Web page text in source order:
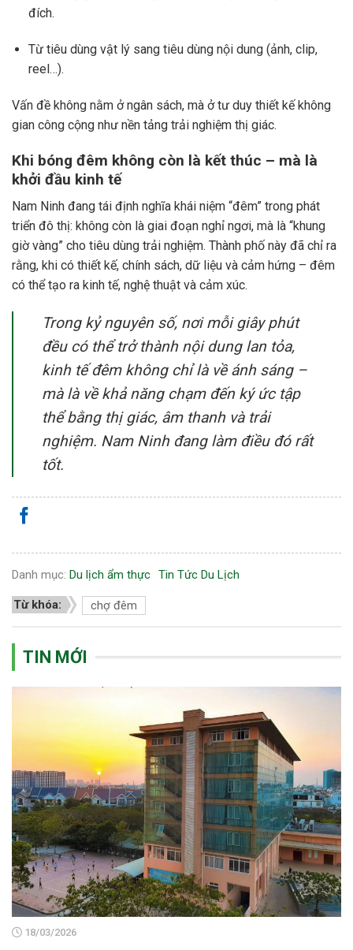
đích.
Từ tiêu dùng vật lý sang tiêu dùng nội dung (ảnh, clip,
reel…).
Vấn đề không nằm ở ngân sách, mà ở tư duy thiết kế không
gian công cộng như nền tảng trải nghiệm thị giác.
Khi bóng đêm không còn là kết thúc – mà là
khởi đầu kinh tế
Nam Ninh đang tái định nghĩa khái niệm “đêm” trong phát
triển đô thị: không còn là giai đoạn nghỉ ngơi, mà là “khung
giờ vàng” cho tiêu dùng trải nghiệm. Thành phố này đã chỉ ra
rằng, khi có thiết kế, chính sách, dữ liệu và cảm hứng – đêm
có thể tạo ra kinh tế, nghệ thuật và cảm xúc.
Trong kỷ nguyên số, nơi mỗi giây phút
đều có thể trở thành nội dung lan tỏa,
kinh tế đêm không chỉ là về ánh sáng –
mà là về khả năng chạm đến ký ức tập
thể bằng thị giác, âm thanh và trải
nghiệm. Nam Ninh đang làm điều đó rất
tốt.
Danh mục: Du lịch ẩm thực Tin Tức Du Lịch
Từ khóa: chợ đêm
TIN MỚI
18/03/2026